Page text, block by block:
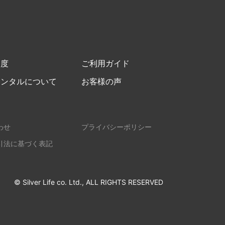
ご利用ガイド
タルについて
お客様の声
せ
プライバシーポリシー
法に基づく表記
© Silver Life co. Ltd., ALL RIGHTS RESERVED